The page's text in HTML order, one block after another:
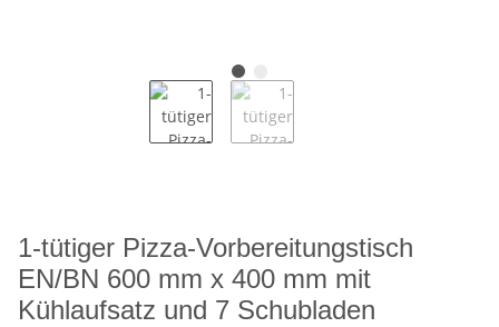
1-tütiger Pizza-Vorbereitungstisch
EN/BN 600 mm x 400 mm mit
Kühlaufsatz und 7 Schubladen